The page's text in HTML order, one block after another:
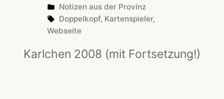
Posted
in
Notizen aus der Provinz
Tags:
Doppelkopf, Kartenspieler,
Webseite
Karlchen 2008 (mit Fortsetzung!)